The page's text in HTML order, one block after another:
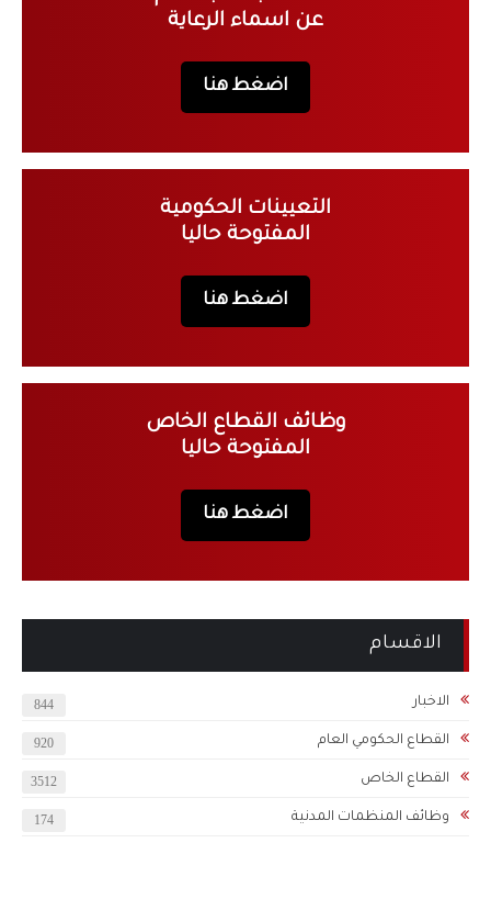
عن اسماء الرعاية
اضغط هنا
التعيينات الحكومية
المفتوحة حاليا
اضغط هنا
وظائف القطاع الخاص
المفتوحة حاليا
اضغط هنا
الاقسام
الاخبار 844
القطاع الحكومي العام 920
القطاع الخاص 3512
وظائف المنظمات المدنية 174